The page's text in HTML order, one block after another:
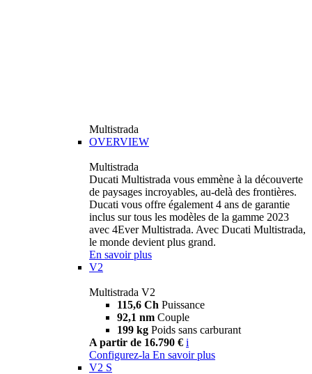
Multistrada
OVERVIEW
Multistrada
Ducati Multistrada vous emmène à la découverte
de paysages incroyables, au-delà des frontières.
Ducati vous offre également 4 ans de garantie
inclus sur tous les modèles de la gamme 2023
avec 4Ever Multistrada. Avec Ducati Multistrada,
le monde devient plus grand.
En savoir plus
V2
Multistrada V2
115,6 Ch Puissance
92,1 nm Couple
199 kg Poids sans carburant
A partir de 16.790 € i
Configurez-la En savoir plus
V2 S